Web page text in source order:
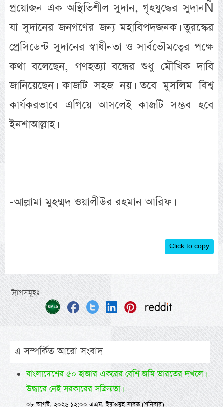
প্রয়োজন এক অস্থিতিশীল সুদান, গৃহযুদ্ধের সুদানÑ
যা সুদানের জনগণের জন্য মহাবিপদজনক। তুরস্কের
প্রেসিডেন্ট সুদানের স্বাধীনতা ও সার্বভৌমত্বের পক্ষে
কথা বলেছেন, গণহত্যা বন্ধের শুধু মৌখিক দাবি
জানিয়েছেন। কাজটি সহজ নয়। তবে মুসলিম বিশ্ব
কার্যকরভাবে এগিয়ে আসলেই কাজটি সম্ভব হবে
ইনশাআল্লাহ।
-আল্লামা মুহম্মদ ওয়ালীউর রহমান আরিফ।
Click to copy
ট্যাগসমূহঃ
এ সম্পর্কিত আরো সংবাদ
বাংলাদেশের ৫০ হাজার একরের বেশি জমি ভারতের দখলে।
উদ্ধারে নেই সরকারের সক্রিয়তা।
০৮ আগস্ট, ২০২৬ ১২:০০ এএম, ইয়াওমুছ সাবত (শনিবার)